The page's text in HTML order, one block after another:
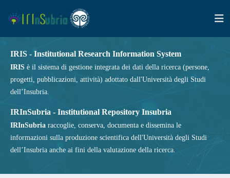
IRIS - Institutional Research Information System
IRIS è il sistema di gestione integrata dei dati della ricerca (persone,
progetti, pubblicazioni, attività) adottato dall'Università degli Studi
dell’Insubria.
IRInSubria - Institutional Repository Insubria
IRInSubria raccoglie, conserva, documenta e dissemina le
informazioni sulla produzione scientifica dell'Università degli Studi
dell’Insubria anche ai fini della valutazione della ricerca.